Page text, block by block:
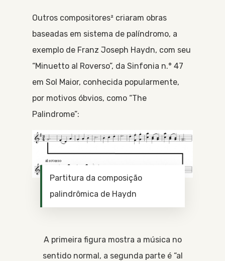
Outros compositores² criaram obras
baseadas em sistema de palíndromo, a
exemplo de Franz Joseph Haydn, com seu
“Minuetto al Roverso”, da Sinfonia n.° 47
em Sol Maior, conhecida popularmente,
por motivos óbvios, como “The
Palindrome”:
Partitura da composição
palindrômica de Haydn
A primeira figura mostra a música no
sentido normal, a segunda parte é “al